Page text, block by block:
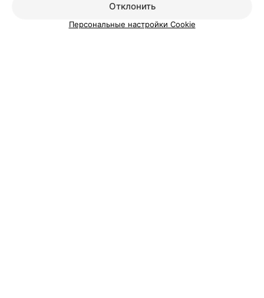
Отклонить
Персональные настройки Cookie